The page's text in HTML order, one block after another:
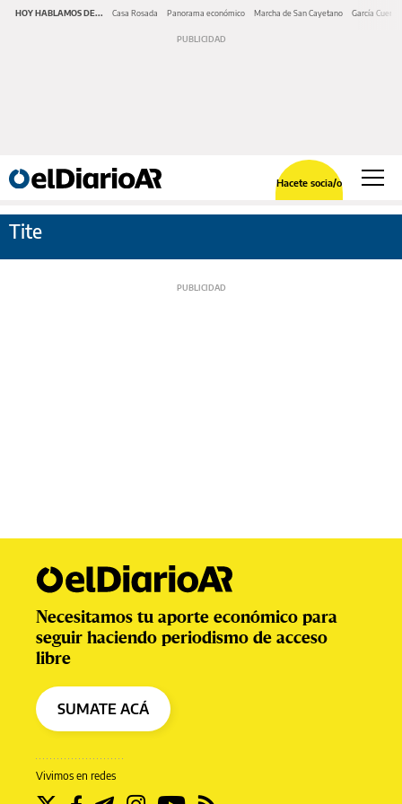
HOY HABLAMOS DE... Casa Rosada Panorama económico Marcha de San Cayetano García Cuerva
Hacete socia/o
Tite
Vivimos en redes
Necesitamos tu aporte económico para
seguir haciendo periodismo de acceso
libre
SUMATE ACÁ